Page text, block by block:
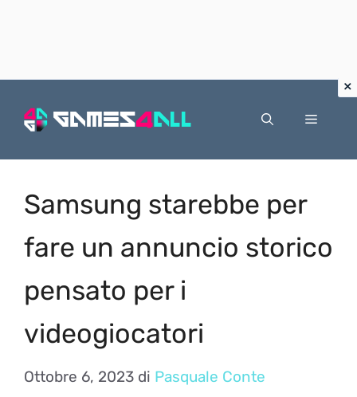
Menu
Samsung starebbe per
fare un annuncio storico
pensato per i
videogiocatori
Ottobre 6, 2023 di Pasquale Conte